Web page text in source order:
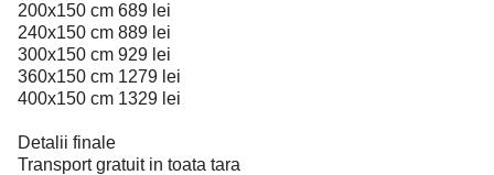
200x150 cm 689 lei
240x150 cm 889 lei
300x150 cm 929 lei
360x150 cm 1279 lei
400x150 cm 1329 lei
Detalii finale
Transport gratuit in toata tara